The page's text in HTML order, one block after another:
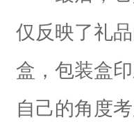
仅反映了礼
盒，包装盒
自己的角度